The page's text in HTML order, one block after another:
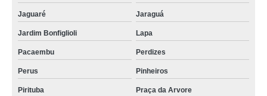
Jaguaré Jaraguá
Jardim Bonfiglioli Lapa
Pacaembu Perdizes
Perus Pinheiros
Pirituba Praça da Arvore